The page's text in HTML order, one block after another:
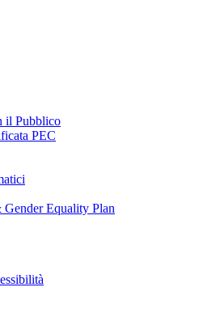
il Pubblico
PEC
Equality Plan